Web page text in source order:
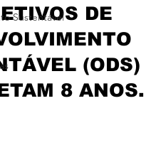
Sustentável
DE
(ODS)
8 ANOS.